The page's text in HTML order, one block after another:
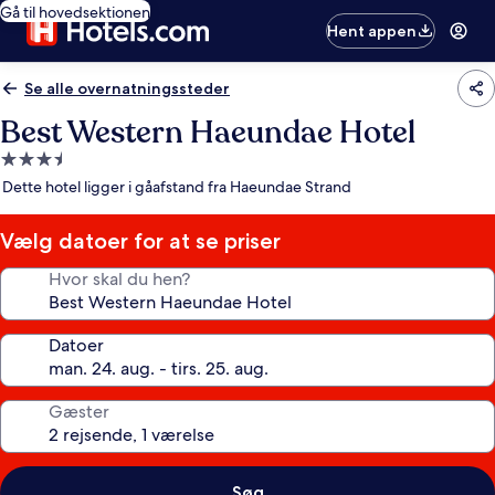
Gå til hovedsektionen
Hent appen
Se alle overnatningssteder
Best Western Haeundae Hotel
3.5-
stjernet
Dette hotel ligger i gåafstand fra Haeundae Strand
Vælg datoer for at se priser
Hvor skal du hen?
Datoer
Gæster